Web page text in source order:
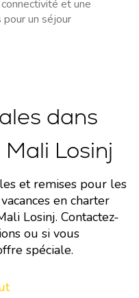
et une
un séjour
dans
Losinj
et remises pour les
en charter
Losinj. Contactez-
ou si vous
spéciale.